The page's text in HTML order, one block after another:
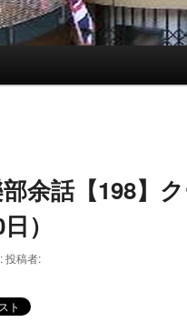
余話【198】
）
投稿者: